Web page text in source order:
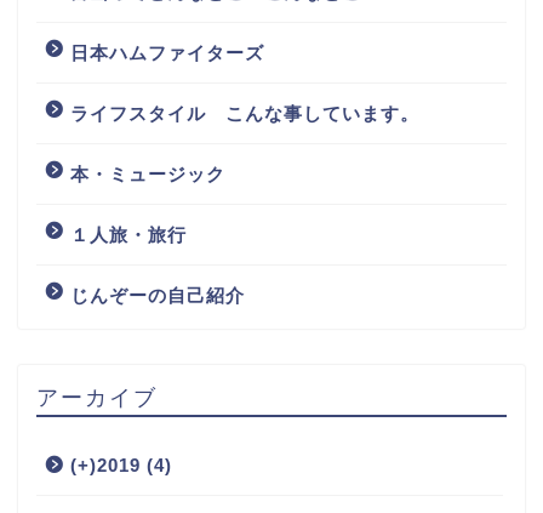
日本ハムファイターズ
ライフスタイル こんな事しています。
本・ミュージック
１人旅・旅行
じんぞーの自己紹介
アーカイブ
(+)2019 (4)